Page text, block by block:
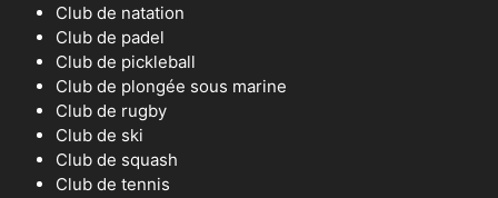
Club de natation
Club de padel
Club de pickleball
Club de plongée sous marine
Club de rugby
Club de ski
Club de squash
Club de tennis